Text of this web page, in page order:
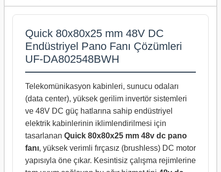
Quick 80x80x25 mm 48V DC
Endüstriyel Pano Fanı Çözümleri
UF-DA802548BWH
Telekomünikasyon kabinleri, sunucu odaları
(data center), yüksek gerilim invertör sistemleri
ve 48V DC güç hatlarına sahip endüstriyel
elektrik kabinlerinin iklimlendirilmesi için
tasarlanan Quick 80x80x25 mm 48v dc pano
fanı, yüksek verimli fırçasız (brushless) DC motor
yapısıyla öne çıkar. Kesintisiz çalışma rejimlerine